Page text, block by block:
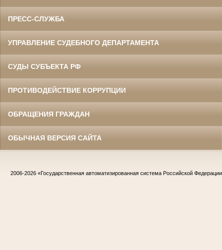
ПРЕСС-СЛУЖБА
УПРАВЛЕНИЕ СУДЕБНОГО ДЕПАРТАМЕНТА
СУДЫ СУБЪЕКТА РФ
ПРОТИВОДЕЙСТВИЕ КОРРУПЦИИ
ОБРАЩЕНИЯ ГРАЖДАН
ОБЫЧНАЯ ВЕРСИЯ САЙТА
2006-2026 «Государственная автоматизированная система Российской